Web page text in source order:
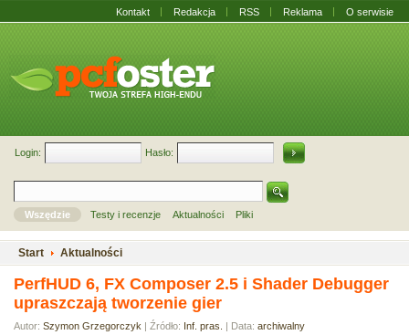
Kontakt Redakcja RSS Reklama O serwisie
Login: Hasło:
Wszędzie Testy i recenzje Aktualności Pliki
Start Aktualności
PerfHUD 6, FX Composer 2.5 i Shader Debugger
upraszczają tworzenie gier
Autor: Szymon Grzegorczyk | Źródło: Inf. pras. | Data: archiwalny